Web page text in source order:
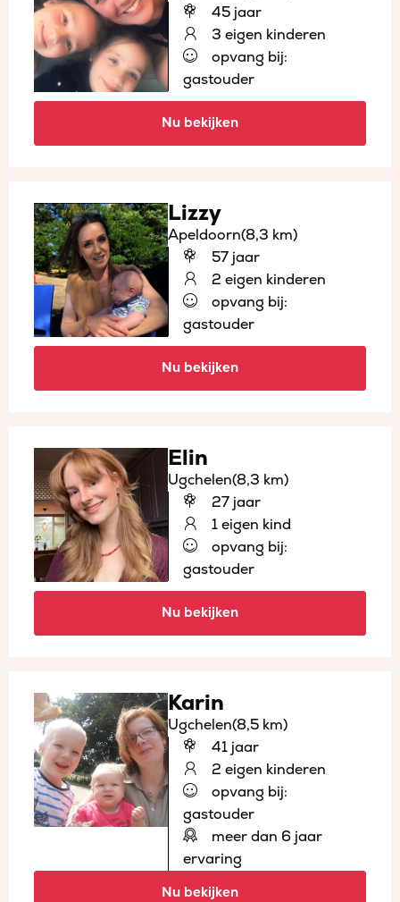
45 jaar
3 eigen kinderen
opvang bij:
gastouder
Nu bekijken
Lizzy
Apeldoorn(8,3 km)
57 jaar
2 eigen kinderen
opvang bij:
gastouder
Nu bekijken
Elin
Ugchelen(8,3 km)
27 jaar
1 eigen kind
opvang bij:
gastouder
Nu bekijken
Karin
Ugchelen(8,5 km)
41 jaar
2 eigen kinderen
opvang bij:
gastouder
meer dan 6 jaar
ervaring
Nu bekijken